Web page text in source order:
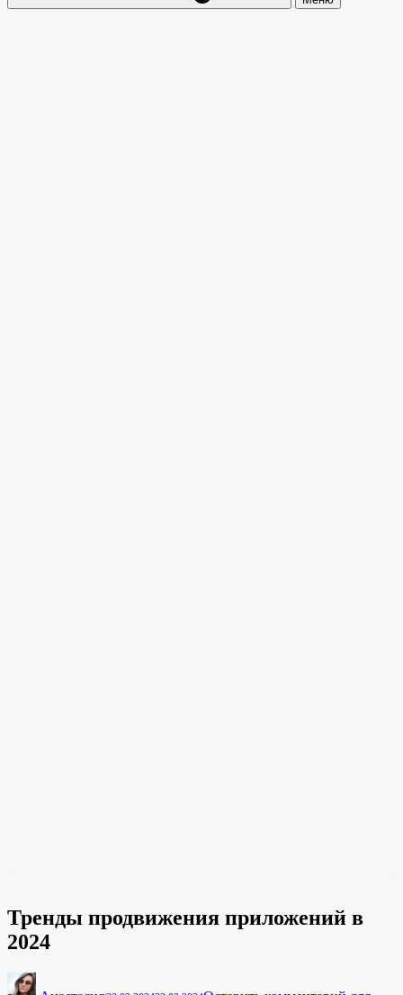
Тренды продвижения приложений в
2024